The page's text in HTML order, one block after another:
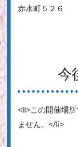
赤水町５２６
今
<li>この開催場
ません。</li>